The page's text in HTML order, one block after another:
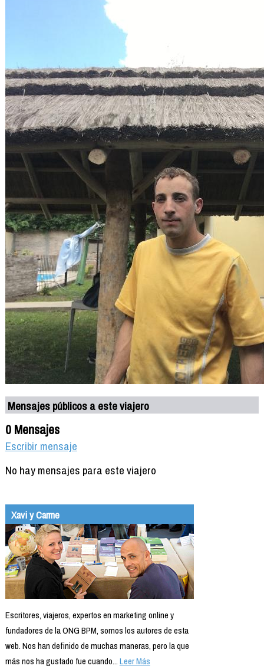
Mensajes públicos a este viajero
0 Mensajes
Escribir mensaje
No hay mensajes para este viajero
Xavi y Carme
Escritores, viajeros, expertos en marketing online y
fundadores de la ONG BPM, somos los autores de esta
web. Nos han definido de muchas maneras, pero la que
más nos ha gustado fue cuando...Leer Más